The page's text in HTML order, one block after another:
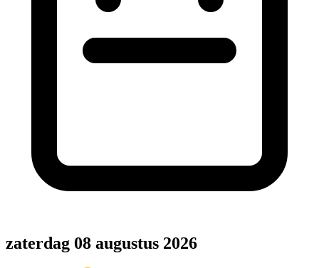
zaterdag 08 augustus 2026